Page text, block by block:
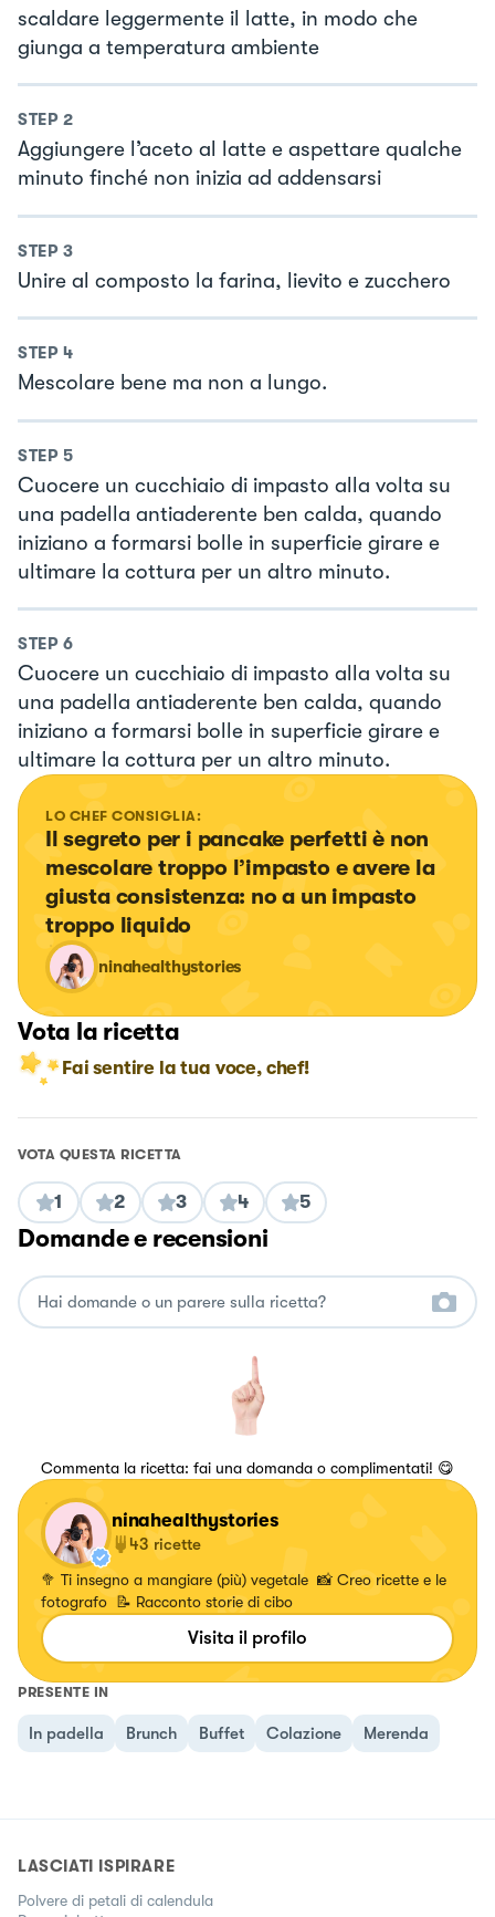
scaldare leggermente il latte, in modo che
giunga a temperatura ambiente
STEP 2
Aggiungere l’aceto al latte e aspettare qualche
minuto finché non inizia ad addensarsi
STEP 3
Unire al composto la farina, lievito e zucchero
STEP 4
Mescolare bene ma non a lungo.
STEP 5
Cuocere un cucchiaio di impasto alla volta su
una padella antiaderente ben calda, quando
iniziano a formarsi bolle in superficie girare e
ultimare la cottura per un altro minuto.
STEP 6
Cuocere un cucchiaio di impasto alla volta su
una padella antiaderente ben calda, quando
iniziano a formarsi bolle in superficie girare e
ultimare la cottura per un altro minuto.
LO CHEF CONSIGLIA:
Il segreto per i pancake perfetti è non
mescolare troppo l’impasto e avere la
giusta consistenza: no a un impasto
troppo liquido
ninahealthystories
Vota la ricetta
Fai sentire la tua voce, chef!
VOTA QUESTA RICETTA
1 2 3 4 5
Domande e recensioni
Commenta la ricetta: fai una domanda o complimentati! 😋
ninahealthystories
43 ricette
🥦 Ti insegno a mangiare (più) vegetale 📸 Creo ricette e le
fotografo 📝 Racconto storie di cibo
Visita il profilo
PRESENTE IN
In padella Brunch Buffet Colazione Merenda
LASCIATI ISPIRARE
Polvere di petali di calendula